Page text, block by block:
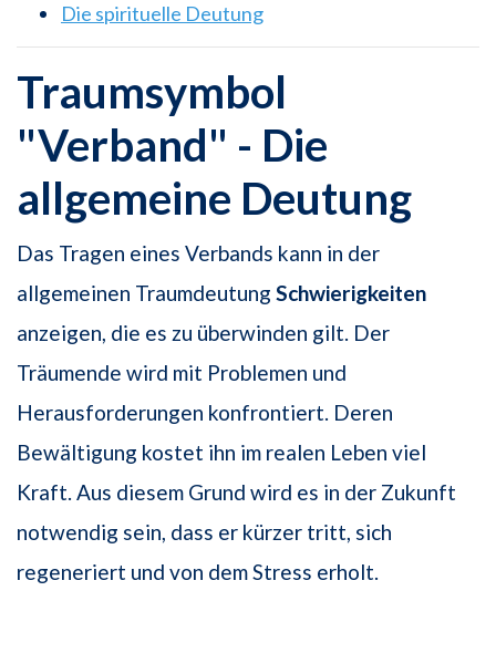
Die spirituelle Deutung
Traumsymbol
"Verband" - Die
allgemeine Deutung
Das Tragen eines Verbands kann in der
allgemeinen Traumdeutung Schwierigkeiten
anzeigen, die es zu überwinden gilt. Der
Träumende wird mit Problemen und
Herausforderungen konfrontiert. Deren
Bewältigung kostet ihn im realen Leben viel
Kraft. Aus diesem Grund wird es in der Zukunft
notwendig sein, dass er kürzer tritt, sich
regeneriert und von dem Stress erholt.